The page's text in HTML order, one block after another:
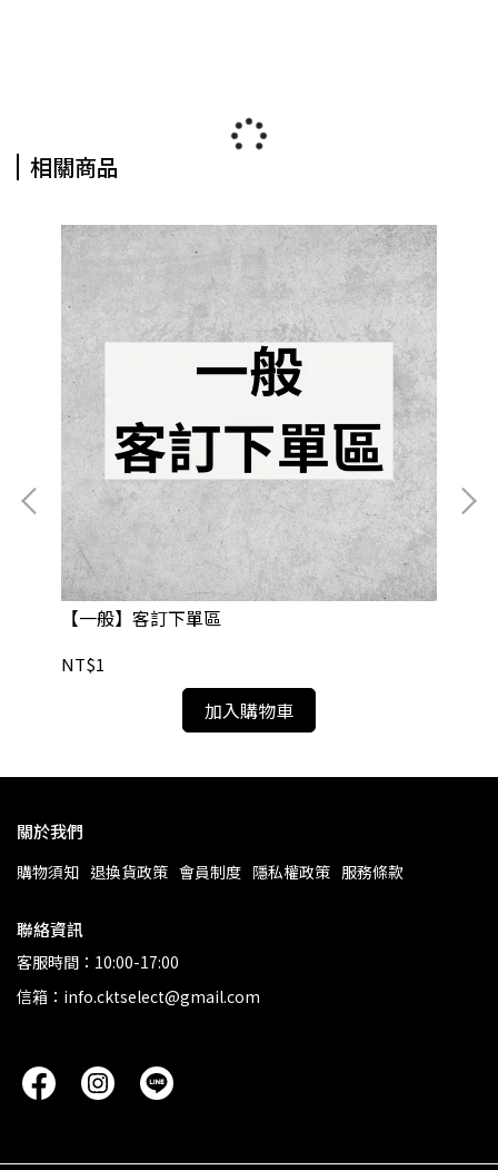
相關商品
【一般】客訂下單區
NT$1
加入購物車
關於我們
購物須知 退換貨政策 會員制度 隱私權政策 服務條款
聯絡資訊
客服時間：10:00-17:00
信箱：info.cktselect@gmail.com